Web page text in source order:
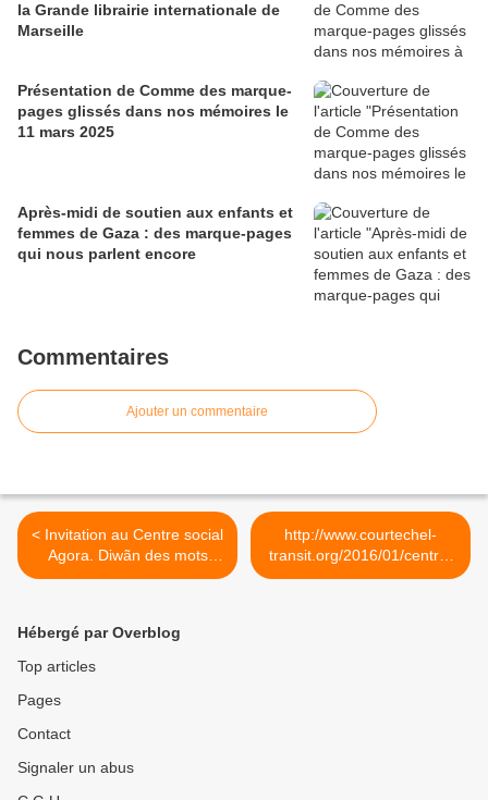
la Grande librairie internationale de
Marseille
Présentation de Comme des marque-
pages glissés dans nos mémoires le
11 mars 2025
Après-midi de soutien aux enfants et
femmes de Gaza : des marque-pages
qui nous parlent encore
Commentaires
Ajouter un commentaire
< Invitation au Centre social
Agora. Diwãn des mots
voyagés - la courte échelle.
http://www.courtechel-
transit.org/2016/01/centre-
social-agora-presentation-
Hébergé par Overblog
Top articles
Pages
Contact
Signaler un abus